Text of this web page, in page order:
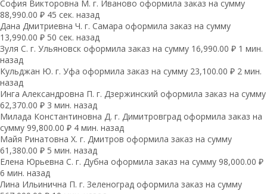
София Викторовна М. г. Иваново оформила заказ на сумму
88,990.00 ₽ 45 сек. назад
Дана Дмитриевна Ч. г. Самара оформила заказ на сумму
13,990.00 ₽ 50 сек. назад
Зуля С. г. Ульяновск оформила заказ на сумму 16,990.00 ₽ 1 мин.
назад
Кульджан Ю. г. Уфа оформила заказ на сумму 23,100.00 ₽ 2 мин.
назад
Инга Александровна П. г. Дзержинский оформила заказ на сумму
62,370.00 ₽ 3 мин. назад
Милада Константиновна Д. г. Димитровград оформила заказ на
сумму 99,800.00 ₽ 4 мин. назад
Майя Ринатовна Х. г. Дмитров оформила заказ на сумму
61,380.00 ₽ 5 мин. назад
Елена Юрьевна С. г. Дубна оформила заказ на сумму 98,000.00 ₽
6 мин. назад
Лина Ильинична П. г. Зеленоград оформила заказ на сумму